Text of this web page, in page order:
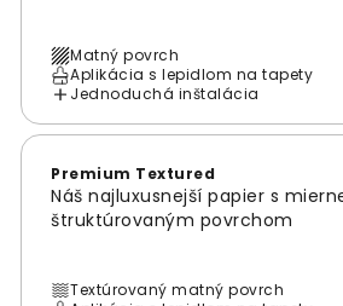
Matný povrch
Aplikácia s lepidlom na tapety
Jednoduchá inštalácia
Premium Textured
Náš najluxusnejší papier s
štruktúrovaným povrchom
Textúrovaný matný povrch